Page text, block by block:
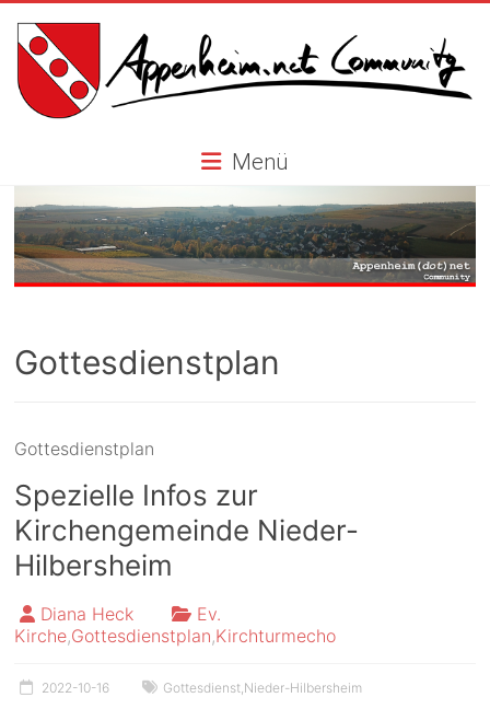
content
Appenheim.net
Community
Menü
Gottesdienstplan
Gottesdienstplan
Spezielle Infos zur
Kirchengemeinde Nieder-
Hilbersheim
Diana Heck
Ev.
Kirche,Gottesdienstplan,Kirchturmecho
2022-10-16 Gottesdienst Nieder-Hilbersheim